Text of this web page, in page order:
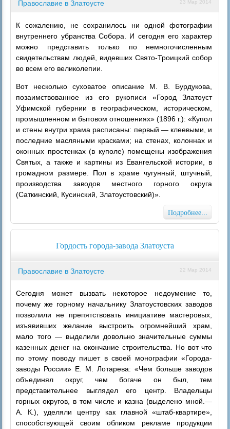
Православие в Златоусте 23 Мар 2014
К сожалению, не сохранилось ни одной фотографии
внутреннего убранства Собора. И сегодня его характер
можно представить только по немногочисленным
свидетельствам людей, видевших Свято-Троицкий собор
во всем его великолепии.
Вот несколько суховатое описание М. В. Бурдукова,
позаимствованное из его рукописи «Город Златоуст
Уфимской губернии в географическом, историческом,
промышленном и бытовом отношениях» (1896 г.): «Купол
и стены внутри храма расписаны: первый — клеевыми, и
последние масляными красками; на стенах, колоннах и
оконных простенках (в куполе) помещены изображения
Святых, а также и картины из Евангельской истории, в
громадном размере. Пол в храме чугунный, штучный,
производства заводов местного горного округа
(Саткинский, Кусинский, Златоустовский)».
Подробнее...
Гордость города-завода Златоуста
Православие в Златоусте 22 Мар 2014
Сегодня может вызвать некоторое недоумение то,
почему же горному начальнику Златоустовских заводов
позволили не препятствовать инициативе мастеровых,
изъявивших желание выстроить огромнейший храм,
мало того — выделили довольно значительные суммы
казенных денег на окончание строительства. Но вот что
по этому поводу пишет в своей монографии «Города-
заводы России» Е. М. Лотарева: «Чем больше заводов
объединял округ, чем богаче он был, тем
представительнее выглядел его центр. Владельцы
горных округов, в том числе и казна (выделено мной.—
А. К.), уделяли центру как главной «штаб-квартире»,
способствующей своим обликом рекламе продукции